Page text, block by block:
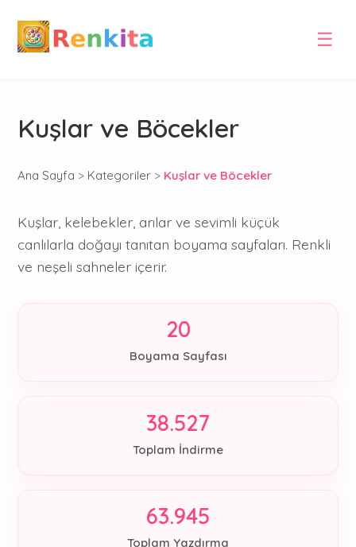
☰
Kuşlar ve Böcekler
Ana Sayfa > Kategoriler > Kuşlar ve Böcekler
Kuşlar, kelebekler, arılar ve sevimli küçük
canlılarla doğayı tanıtan boyama sayfaları. Renkli
ve neşeli sahneler içerir.
20
Boyama Sayfası
38.527
Toplam İndirme
63.945
Toplam Yazdırma